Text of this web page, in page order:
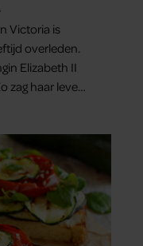
Victoria is
overleden.
Elizabeth II
zag haar leven